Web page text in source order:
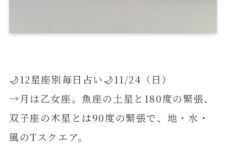
🌙12星座別毎日占い🌙11/24（日）
→月は乙女座。魚座の土星と180度の緊張、
双子座の木星とは90度の緊張で、地・水・
風のTスクエア。